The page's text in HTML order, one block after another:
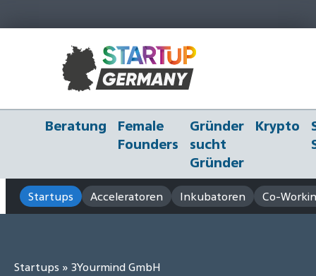
Beratung
Female
Founders
Gründer
sucht
Gründer
Krypto
Startups Acceleratoren Inkubatoren Co-
Startups » 3Yourmind GmbH